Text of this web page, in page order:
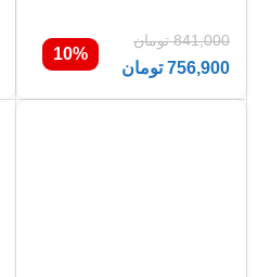
841,000 تومان
756,900 تومان
10%